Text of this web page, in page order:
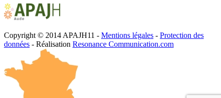
Copyright © 2014 APAJH11 - Mentions légales - Protection des
données - Réalisation Resonance Communication.com